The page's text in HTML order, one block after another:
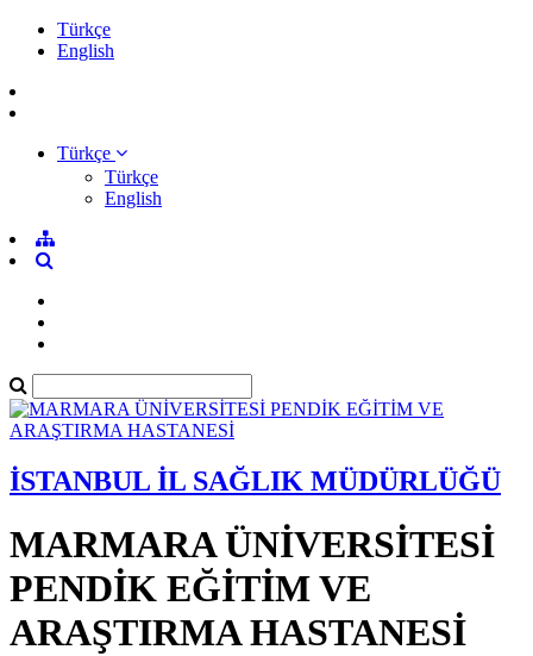
Türkçe
English
Türkçe
Türkçe
English
İSTANBUL İL SAĞLIK MÜDÜRLÜĞÜ
MARMARA ÜNİVERSİTESİ
PENDİK EĞİTİM VE
ARAŞTIRMA HASTANESİ